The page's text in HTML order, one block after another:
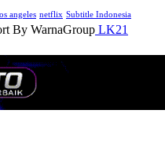
angeles netflix Subtitle Indonesia
By WarnaGroup LK21